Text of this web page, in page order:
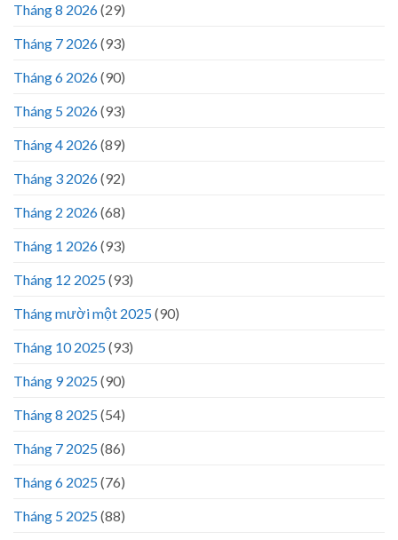
Tháng 8 2026(29)
Tháng 7 2026(93)
Tháng 6 2026(90)
Tháng 5 2026(93)
Tháng 4 2026(89)
Tháng 3 2026(92)
Tháng 2 2026(68)
Tháng 1 2026(93)
Tháng 12 2025(93)
Tháng mười một 2025(90)
Tháng 10 2025(93)
Tháng 9 2025(90)
Tháng 8 2025(54)
Tháng 7 2025(86)
Tháng 6 2025(76)
Tháng 5 2025(88)